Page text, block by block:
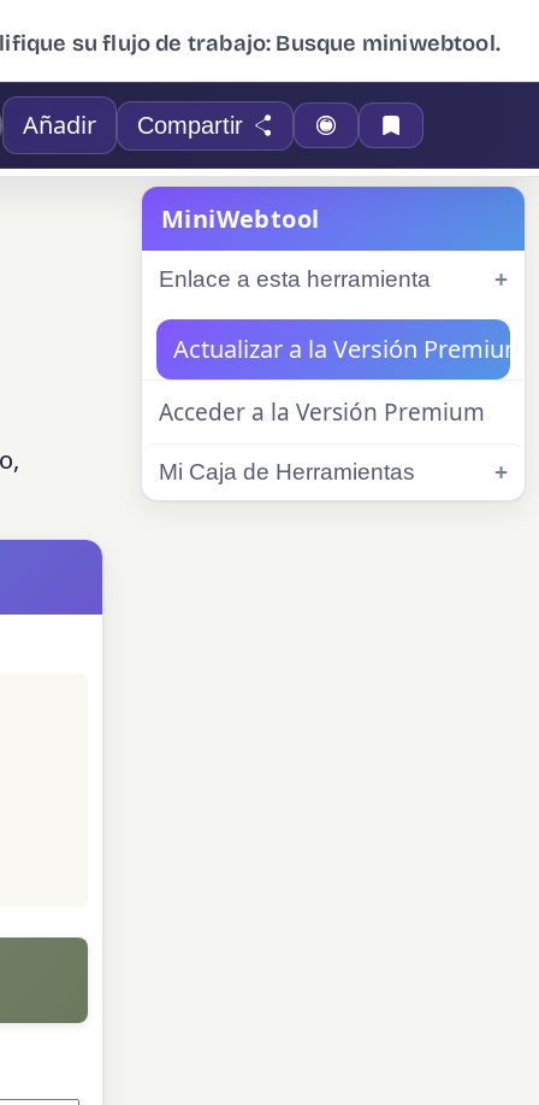
su flujo de trabajo: Busque miniwebtool.
Añadir Compartir
MiniWebtool
Enlace a esta herramienta
Actualizar a la Versión Premium
Acceder a la Versión Premium
Mi Caja de Herramientas